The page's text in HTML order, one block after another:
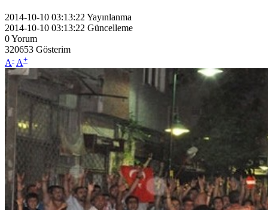
2014-10-10 03:13:22 Yayınlanma
2014-10-10 03:13:22 Güncelleme
0Yorum
320653 Gösterim
A- A+